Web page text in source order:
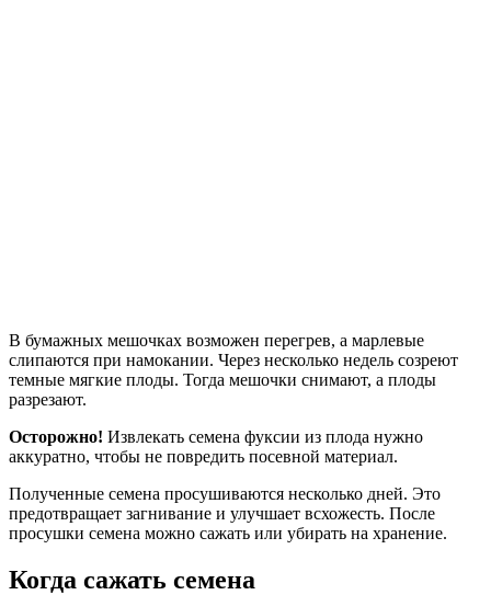
В бумажных мешочках возможен перегрев, а марлевые
слипаются при намокании. Через несколько недель созреют
темные мягкие плоды. Тогда мешочки снимают, а плоды
разрезают.
Осторожно! Извлекать семена фуксии из плода нужно
аккуратно, чтобы не повредить посевной материал.
Полученные семена просушиваются несколько дней. Это
предотвращает загнивание и улучшает всхожесть. После
просушки семена можно сажать или убирать на хранение.
Когда сажать семена